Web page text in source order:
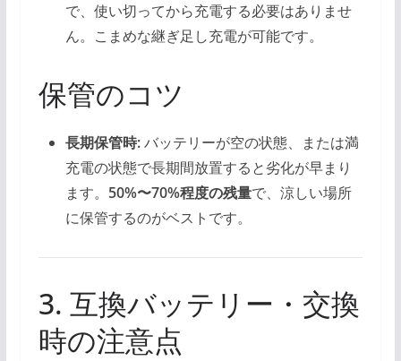
で、使い切ってから充電する必要はありませ
ん。こまめな継ぎ足し充電が可能です。
保管のコツ
長期保管時:バッテリーが空の状態、または満
充電の状態で長期間放置すると劣化が早まり
ます。 50%〜70%程度の残量で、涼しい場所
に保管するのがベストです。
3. 互換バッテリー・交換
時の注意点